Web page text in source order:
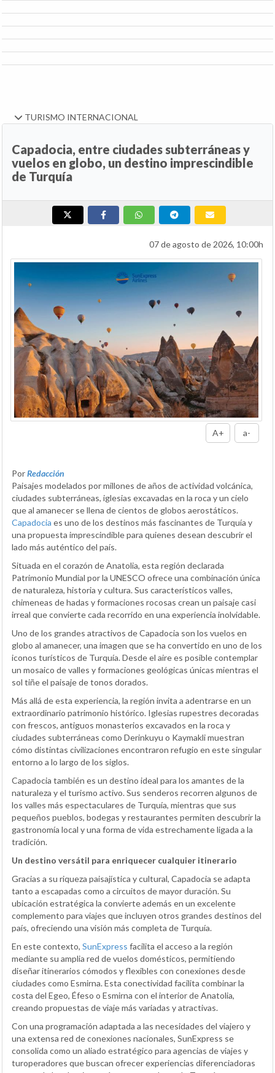
TURISMO INTERNACIONAL
Capadocia, entre ciudades subterráneas y
vuelos en globo, un destino imprescindible
de Turquía
07 de agosto de 2026, 10:00h
A+ a-
PorRedacción
Paisajes modelados por millones de años de actividad volcánica,
ciudades subterráneas, iglesias excavadas en la roca y un cielo
que al amanecer se llena de cientos de globos aerostáticos.
Capadocia es uno de los destinos más fascinantes de Turquía y
una propuesta imprescindible para quienes desean descubrir el
lado más auténtico del país.
Situada en el corazón de Anatolia, esta región declarada
Patrimonio Mundial por la UNESCO ofrece una combinación única
de naturaleza, historia y cultura. Sus característicos valles,
chimeneas de hadas y formaciones rocosas crean un paisaje casi
irreal que convierte cada recorrido en una experiencia inolvidable.
Uno de los grandes atractivos de Capadocia son los vuelos en
globo al amanecer, una imagen que se ha convertido en uno de los
iconos turísticos de Turquía. Desde el aire es posible contemplar
un mosaico de valles y formaciones geológicas únicas mientras el
sol tiñe el paisaje de tonos dorados.
Más allá de esta experiencia, la región invita a adentrarse en un
extraordinario patrimonio histórico. Iglesias rupestres decoradas
con frescos, antiguos monasterios excavados en la roca y
ciudades subterráneas como Derinkuyu o Kaymakli muestran
cómo distintas civilizaciones encontraron refugio en este singular
entorno a lo largo de los siglos.
Capadocia también es un destino ideal para los amantes de la
naturaleza y el turismo activo. Sus senderos recorren algunos de
los valles más espectaculares de Turquía, mientras que sus
pequeños pueblos, bodegas y restaurantes permiten descubrir la
gastronomía local y una forma de vida estrechamente ligada a la
tradición.
Un destino versátil para enriquecer cualquier itinerario
Gracias a su riqueza paisajística y cultural, Capadocia se adapta
tanto a escapadas como a circuitos de mayor duración. Su
ubicación estratégica la convierte además en un excelente
complemento para viajes que incluyen otros grandes destinos del
país, ofreciendo una visión más completa de Turquía.
En este contexto, SunExpress facilita el acceso a la región
mediante su amplia red de vuelos domésticos, permitiendo
diseñar itinerarios cómodos y flexibles con conexiones desde
ciudades como Esmirna. Esta conectividad facilita combinar la
costa del Egeo, Éfeso o Esmirna con el interior de Anatolia,
creando propuestas de viaje más variadas y atractivas.
Con una programación adaptada a las necesidades del viajero y
una extensa red de conexiones nacionales, SunExpress se
consolida como un aliado estratégico para agencias de viajes y
turoperadores que buscan ofrecer experiencias diferenciadoras